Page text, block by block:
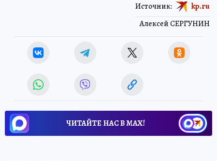
Алексей СЕРГУНИН
Источник: kp.ru
ЧИТАЙТЕ НАС В МАХ!